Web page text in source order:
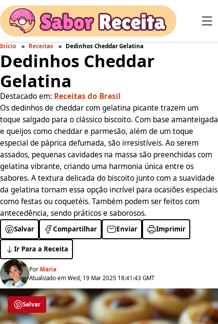
Início Receitas Dedinhos Cheddar Gelatina
Dedinhos Cheddar
Gelatina
Destacado em: Receitas do Brasil
Os dedinhos de cheddar com gelatina picante trazem um
toque salgado para o clássico biscoito. Com base amanteigada
e queijos como cheddar e parmesão, além de um toque
especial de páprica defumada, são irresistíveis. Ao serem
assados, pequenas cavidades na massa são preenchidas com
gelatina vibrante, criando uma harmonia única entre os
sabores. A textura delicada do biscoito junto com a suavidade
da gelatina tornam essa opção incrível para ocasiões especiais
como festas ou coquetéis. Também podem ser feitos com
antecedência, sendo práticos e saborosos.
Salvar Compartilhar Enviar Imprimir
Ir Para a Receita
Por Maria
Atualizado em Wed, 19 Mar 2025 18:41:43 GMT
Salvar